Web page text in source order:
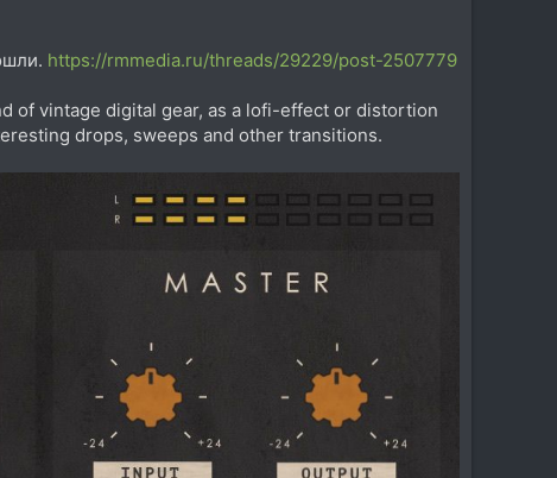
https://rmmedia.ru/threads/29229/post-2507779
of vintage digital gear, as a lofi-effect or distortion
drops, sweeps and other transitions.